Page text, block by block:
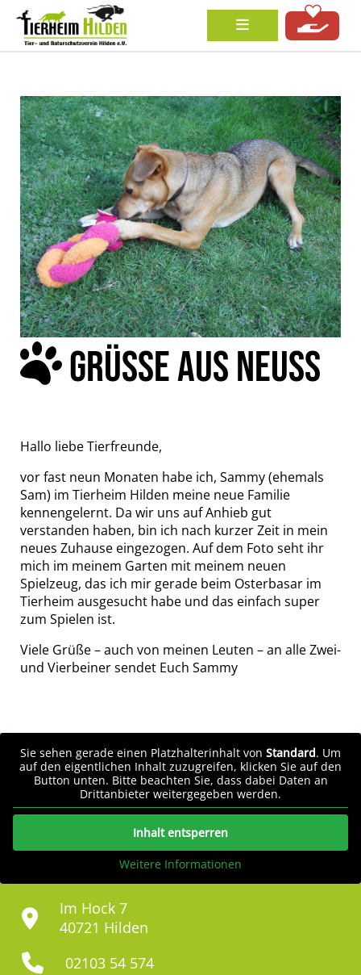
GRÜSSE AUS NEUSS
Hallo liebe Tierfreunde,
vor fast neun Monaten habe ich, Sammy (ehemals
Sam) im Tierheim Hilden meine neue Familie
kennengelernt. Da wir uns auf Anhieb gut
verstanden haben, bin ich nach kurzer Zeit in mein
neues Zuhause eingezogen. Auf dem Foto seht ihr
mich im meinem Garten mit meinem neuen
Spielzeug, das ich mir gerade beim Osterbasar im
Tierheim ausgesucht habe und das einfach super
zum Spielen ist.
Viele Grüße – auch von meinen Leuten – an alle Zwei-
und Vierbeiner sendet Euch Sammy
Sie sehen gerade einen Platzhalterinhalt von Standard. Um
auf den eigentlichen Inhalt zuzugreifen, klicken Sie auf den
Button unten. Bitte beachten Sie, dass dabei Daten an
Drittanbieter weitergegeben werden.
Inhalt entsperren
Weitere Informationen
Im Hock 7
40721 Hilden
02103 54 574